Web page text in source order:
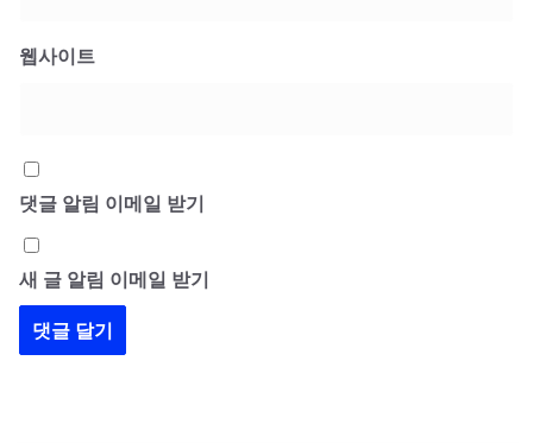
웹사이트
댓글 알림 이메일 받기
새 글 알림 이메일 받기